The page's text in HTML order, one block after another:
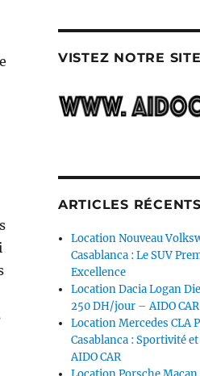
VISTEZ NOTRE
ARTICLES RÉCENTS
Location Nouveau
Casablanca : Le SUV
Excellence
Location Dacia Logan
250 DH/jour – AIDO CAR
Location Mercedes CLA
Casablanca : Sportivité
AIDO CAR